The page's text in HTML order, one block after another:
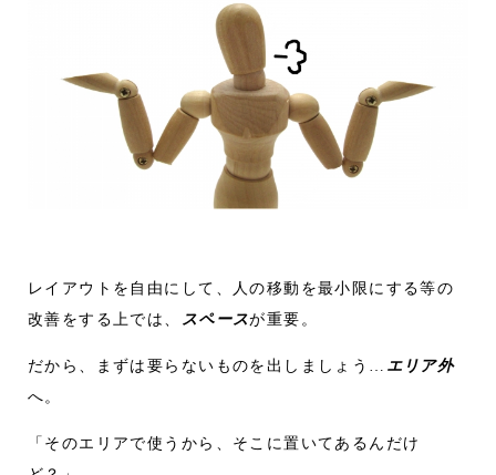
レイアウトを自由にして、人の移動を最小限にする等の
改善をする上では、
スペースが重要。
だから、まずは要らないものを出しましょう… エリア外
へ。
「そのエリアで使うから、そこに置いてあるんだけ